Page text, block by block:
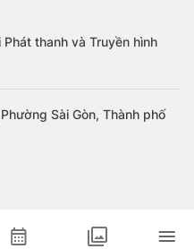
thanh và Truyền hình
Sài Gòn, Thành phố